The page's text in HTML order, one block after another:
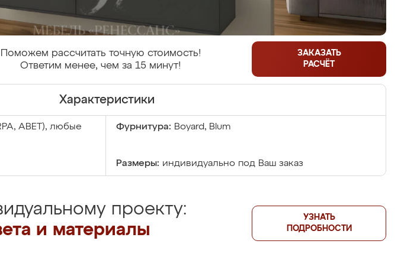
Поможем рассчитать точную стоимость!
Ответим менее, чем за 15 минут!
ЗАКАЗАТЬ
РАСЧЁТ
Характеристики
ABET), любые
Фурнитура: Boyard, Blum
Размеры: индивидуально под Ваш заказ
проекту:
и материалы
УЗНАТЬ
ПОДРОБНОСТИ